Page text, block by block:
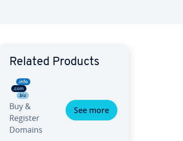
Related Products
Buy &
Register
Domains
See more